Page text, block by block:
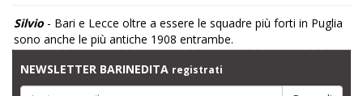
Silvio - Bari e Lecce oltre a essere le squadre più forti in Puglia
sono anche le più antiche 1908 entrambe.
NEWSLETTER BARINEDITA registrati